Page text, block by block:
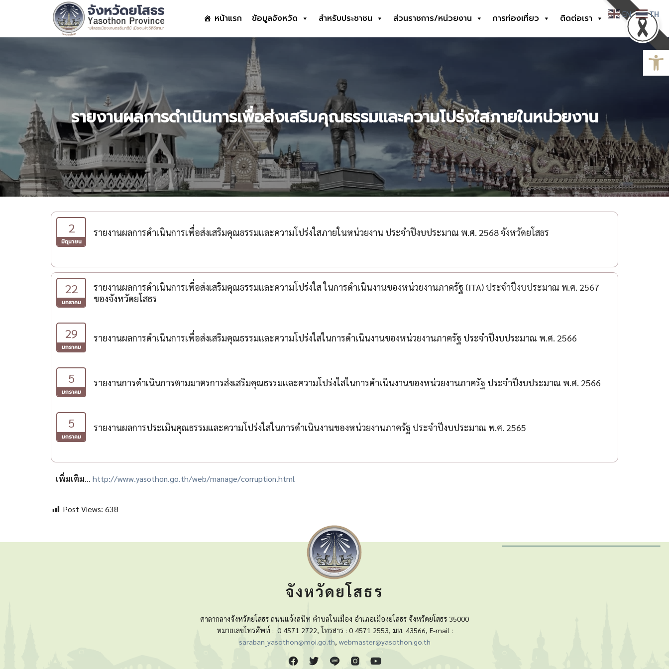
หน้าแรก ข้อมูลจังหวัด สำหรับประชาชน ส่วนราชการ/หน่วยงาน การท่องเที่ยว
ติดต่อเรา
รายงานผลการดำเนินการเพื่อส่งเสริมคุณธรรมและความโปร่งใสภายในหน่วยงาน
2
มิถุนายน
รายงานผลการดำเนินการเพื่อส่งเสริมคุณธรรมและความโปร่งใสภายในหน่วยงาน ประจำปีงบประมาณ พ.ศ. 2568 จังหวัดยโสธร
22
มกราคม
รายงานผลการดำเนินการเพื่อส่งเสริมคุณธรรมและความโปร่งใส ในการดำเนินงานของหน่วยงานภาครัฐ (ITA) ประจำปีงบประมาณ พ.ศ. 2567
ของจังหวัดยโสธร
29
มกราคม
รายงานผลการดำเนินการเพื่อส่งเสริมคุณธรรมและความโปร่งใสในการดำเนินงานของหน่วยงานภาครัฐ ประจำปีงบประมาณ พ.ศ. 2566
5
มกราคม
รายงานการดำเนินการตามมาตรการส่งเสริมคุณธรรมและความโปร่งใสในการดำเนินงานของหน่วยงานภาครัฐ ประจำปีงบประมาณ พ.ศ. 2566
5
มกราคม
รายงานผลการประเมินคุณธรรมและความโปร่งใสในการดำเนินงานของหน่วยงานภาครัฐ ประจำปีงบประมาณ พ.ศ. 2565
เพิ่มเติม… http://www.yasothon.go.th/web/manage/corruption.html
Post Views: 638
จังหวัดยโสธร
ศาลากลางจังหวัดยโสธร ถนนแจ้งสนิท ตำบลในเมือง อำเภอเมืองยโสธร จังหวัดยโสธร 35000
หมายเลขโทรศัพท์ : 0 4571 2722, โทรสาร : 0 4571 2553, มท. 43566, E-mail :
saraban_yasothon@moi.go.th, webmaster@yasothon.go.th
EN TH